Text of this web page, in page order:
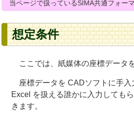
当ページで扱っているSIMA共通フォーマ
想定条件
ここでは、紙媒体の座標データ
座標データを CADソフトに手入
Excel を扱える誰かに入力しても
きます。